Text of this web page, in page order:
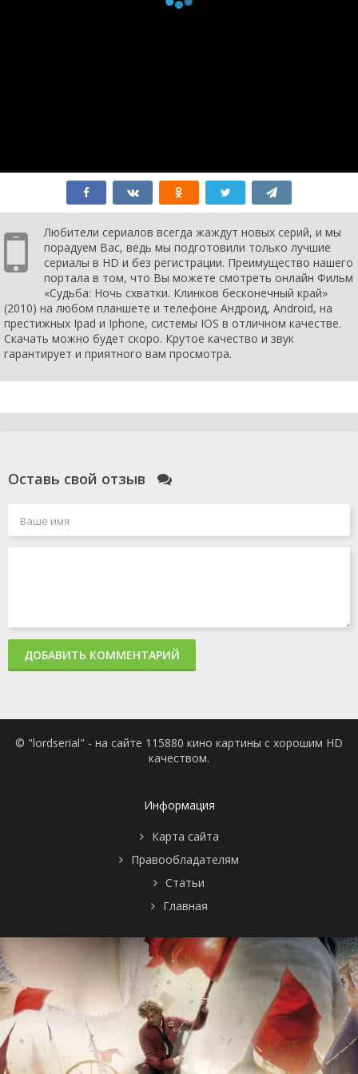
Любители сериалов всегда жаждут новых серий, и мы
порадуем Вас, ведь мы подготовили только лучшие
сериалы в HD и без регистрации. Преимущество нашего
портала в том, что Вы можете смотреть онлайн Фильм
«Судьба: Ночь схватки. Клинков бесконечный край»
(2010) на любом планшете и телефоне Андроид, Android, на
престижных Ipad и Iphone, системы IOS в отличном качестве.
Скачать можно будет скоро. Крутое качество и звук
гарантирует и приятного вам просмотра.
Оставь свой отзыв
ДОБАВИТЬ КОММЕНТАРИЙ
© "lordserial" - на сайте 115880 кино картины с хорошим HD
качеством.
Информация
Карта сайта
Правообладателям
Статьи
Главная